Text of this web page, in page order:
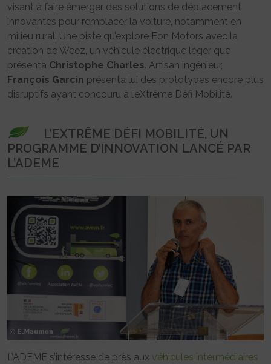
visant à faire émerger des solutions de déplacement
innovantes pour remplacer la voiture, notamment en
milieu rural. Une piste qu’explore Eon Motors avec la
création de Weez, un véhicule électrique léger que
présenta Christophe Charles. Artisan ingénieur,
François Garcin présenta lui des prototypes encore plus
disruptifs ayant concouru à l’eXtrême Défi Mobilité.
L’EXTRÊME DÉFI MOBILITÉ, UN
PROGRAMME D’INNOVATION LANCÉ PAR
L’ADEME
L’ADEME s’intéresse de près aux véhicules intermédiaires